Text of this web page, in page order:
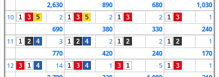
2,630
890 680
1,030
10
1 3 5 2 1 3 5 2 1 3 2 1 3
1
690
380 330
240
11
1 2 4 3 1 2 4 2 1 2 2 1 2
1
770
420 240
170
12
3 1 4 14 1 3 4 1 3 1 5 1 3
1